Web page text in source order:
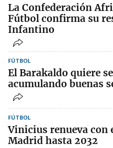
La Confederación
Fútbol confirma su
Infantino
FÚTBOL
El Barakaldo quiere
acumulando buenas
FÚTBOL
Vinicius renueva con
Madrid hasta 2032